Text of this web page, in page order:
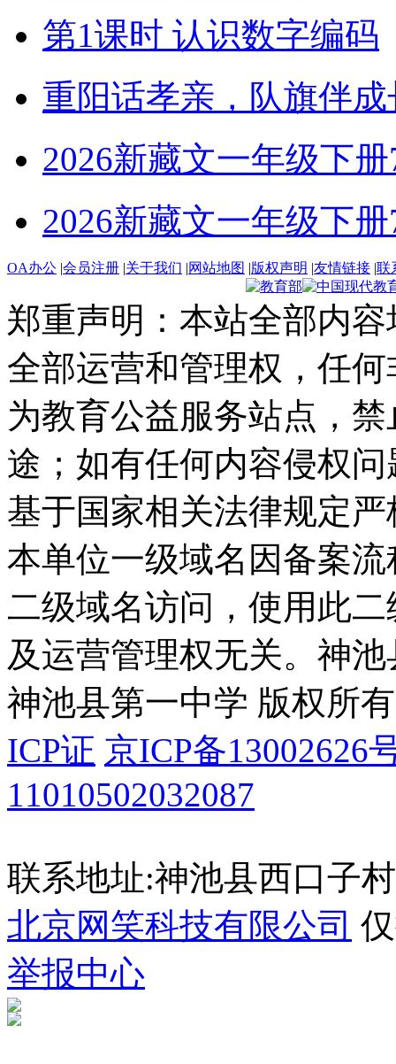
第1课时 认识数字编码
重阳话孝亲，队旗伴成
2026新藏文一年级下册
2026新藏文一年级下册
OA办公 |会员注册 |关于我们 |网站地图 |版权声明 |友情链接 |联
郑重声明：本站全部内
全部运营和管理权，任
为教育公益服务站点，
途；如有任何内容侵权
基于国家相关法律规定
本单位一级域名因备案
二级域名访问，使用此
及运营管理权无关。 神池
神池县第一中学 版权所有
ICP证 京ICP备13002626
11010502032087
联系地址:神池县西口子村
北京网笑科技有限公司
举报中心